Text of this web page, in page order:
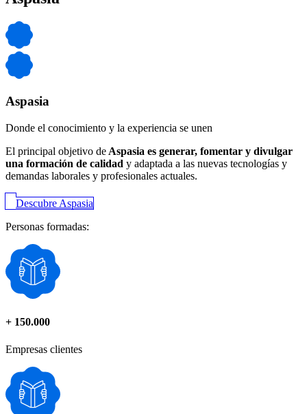
Aspasia
Donde el conocimiento y la experiencia se unen
El principal objetivo de Aspasia es generar, fomentar y divulgar
una formación de calidad y adaptada a las nuevas tecnologías y
demandas laborales y profesionales actuales.
Descubre Aspasia
Personas formadas:
+ 150.000
Empresas clientes